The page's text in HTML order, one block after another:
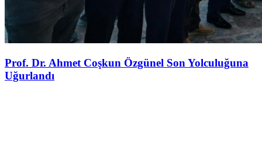
Prof. Dr. Ahmet Coşkun Özgünel Son Yolculuğuna
Uğurlandı